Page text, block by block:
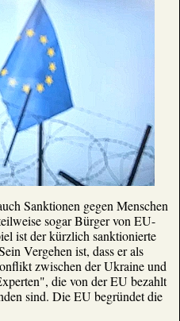
Sanktionen gegen Menschen
sogar Bürger von EU-
ist der kürzlich sanktionierte
Vergehen ist, dass er als
zwischen der Ukraine und
die von der EU bezahlt
sind. Die EU begründet die